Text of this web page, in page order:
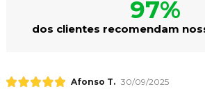
97%
dos clientes recomendam
Afonso T. 30/09/2025